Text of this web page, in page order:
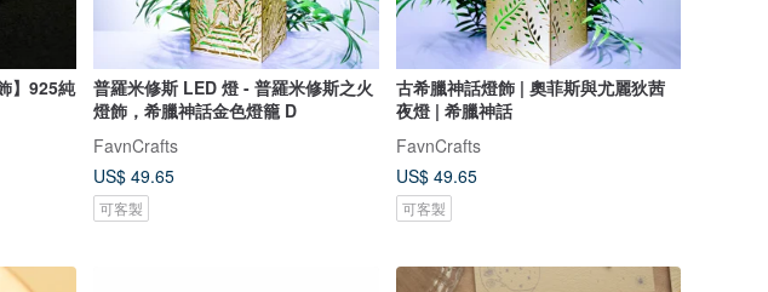
】925純
普羅米修斯 LED 燈 - 普羅米修斯之火
燈飾，希臘神話金色燈籠 D
FavnCrafts
US$ 49.65
可客製
古希臘神話燈飾 | 奧菲斯與尤麗狄茜
夜燈 | 希臘神話
FavnCrafts
US$ 49.65
可客製